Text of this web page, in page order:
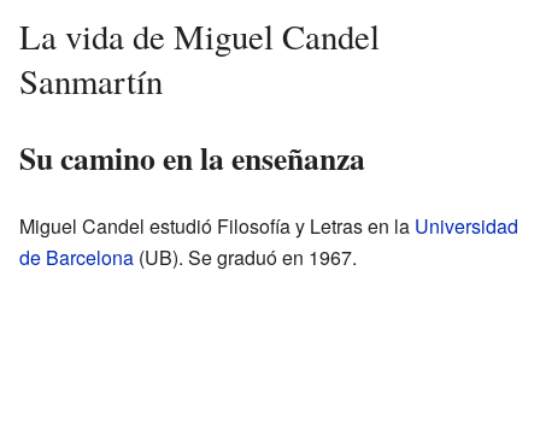
La vida de Miguel Candel
Sanmartín
Su camino en la enseñanza
Miguel Candel estudió Filosofía y Letras en la Universidad
de Barcelona (UB). Se graduó en 1967.